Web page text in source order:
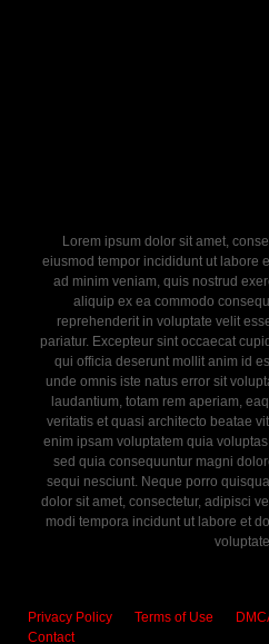
Lorem ipsum dolor sit amet,
eiusmod tempor incididunt ut labore
ad minim veniam, quis nostrud
aliquip ex ea commodo
reprehenderit in voluptate velit
pariatur. Excepteur sint occaecat
qui officia deserunt mollit anim id
unde omnis iste natus error sit
laudantium, totam rem aperiam,
veritatis et quasi architecto beatae
enim ipsam voluptatem quia
sed quia consequuntur magni
sequi nesciunt. Neque porro
dolor sit amet, consectetur, adipisci
modi tempora incidunt ut labore et
Privacy Policy Terms of Use
Contact